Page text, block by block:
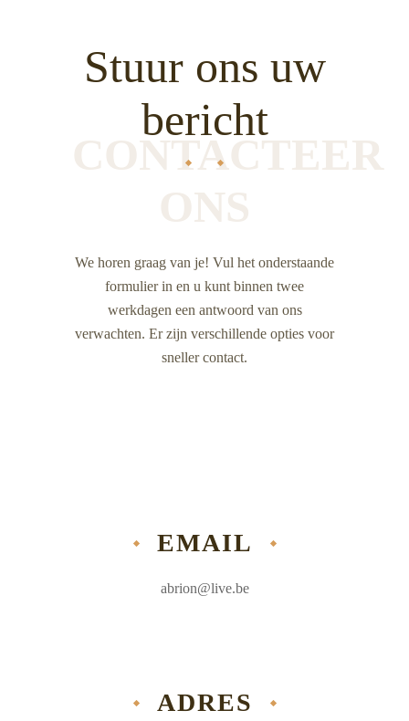
Stuur ons uw
bericht
CONTACTEER
ONS
We horen graag van je! Vul het onderstaande
formulier in en u kunt binnen twee
werkdagen een antwoord van ons
verwachten. Er zijn verschillende opties voor
sneller contact.
EMAIL
abrion@live.be
ADRES